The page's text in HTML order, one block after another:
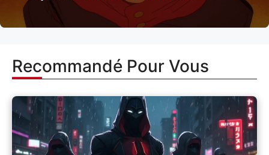
Recommandé Pour Vous